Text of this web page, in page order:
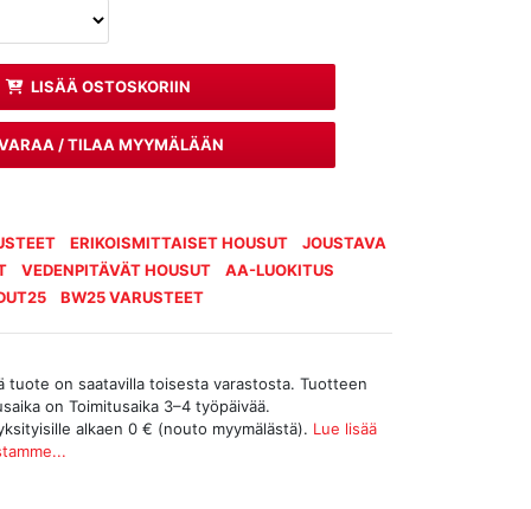
LISÄÄ OSTOSKORIIN
/ TILAA MYYMÄLÄÄN
ERIKOISMITTAISET HOUSUT
JOUSTAVA
VEDENPITÄVÄT HOUSUT
AA-LUOKITUS
BW25 VARUSTEET
tuote on saatavilla toisesta varastosta. Tuotteen
on Toimitusaika 3–4 työpäivää.
alkaen 0 € (nouto myymälästä). Lue lisää